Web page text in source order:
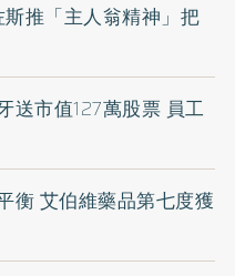
推「主人翁精神」把
送市值127萬股票 員工
衡 艾伯維藥品第七度獲